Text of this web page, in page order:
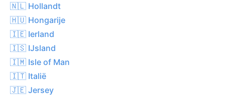
🇳🇱 Hollandt
🇭🇺 Hongarije
🇮🇪 Ierland
🇮🇸 IJsland
🇮🇲 Isle of Man
🇮🇹 Italië
🇯🇪 Jersey